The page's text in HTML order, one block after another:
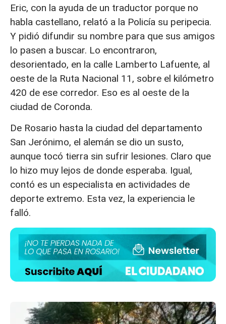
Eric, con la ayuda de un traductor porque no
habla castellano, relató a la Policía su peripecia.
Y pidió difundir su nombre para que sus amigos
lo pasen a buscar. Lo encontraron,
desorientado, en la calle Lamberto Lafuente, al
oeste de la Ruta Nacional 11, sobre el kilómetro
420 de ese corredor. Eso es al oeste de la
ciudad de Coronda.
De Rosario hasta la ciudad del departamento
San Jerónimo, el alemán se dio un susto,
aunque tocó tierra sin sufrir lesiones. Claro que
lo hizo muy lejos de donde esperaba. Igual,
contó es un especialista en actividades de
deporte extremo. Esta vez, la experiencia le
falló.